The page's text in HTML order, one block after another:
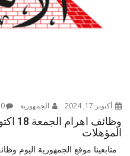
أكتوبر 17, 2024 الجمهورية 0
المؤهلات
متابعينا موقع الجمهورية اليوم